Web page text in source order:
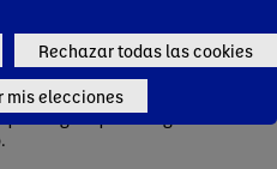
Rechazar todas las cookies
mis elecciones
comprometiéndonos a
los productos que
este modo, facilitamos a
opciones saludables
tengan que escoger